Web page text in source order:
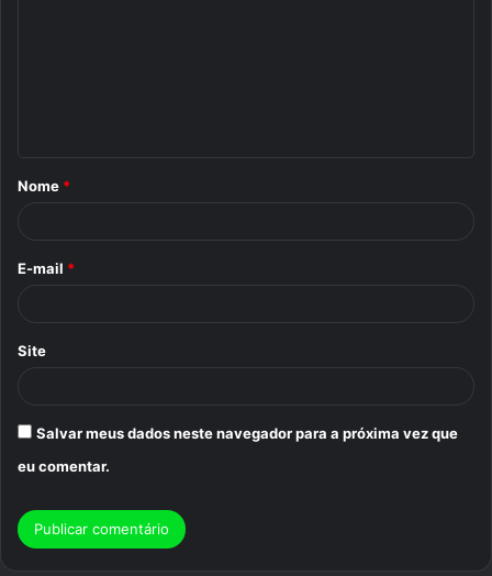
r
Nome *
E-mail *
Site
Salvar meus dados neste navegador para a próxima vez que
eu comentar.